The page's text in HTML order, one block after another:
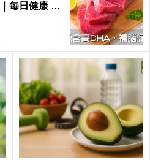
每日健康 He